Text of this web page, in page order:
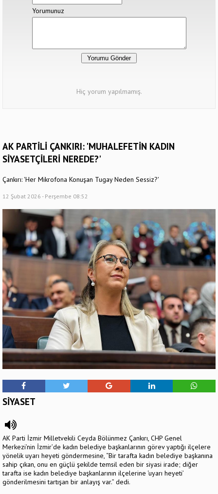
Yorumunuz
Hiç yorum yapılmamış.
AK PARTİLİ ÇANKIRI: 'MUHALEFETİN KADIN
SİYASETÇİLERİ NEREDE?'
Çankırı: 'Her Mikrofona Konuşan Tugay Neden Sessiz?'
12 Şubat 2026 - Perşembe 08:52
SİYASET
AK Parti İzmir Milletvekili Ceyda Bölünmez Çankırı, CHP Genel
Merkezi’nin İzmir’de kadın belediye başkanlarının görev yaptığı ilçelere
yönelik uyarı heyeti göndermesine, “Bir tarafta kadın belediye başkanına
sahip çıkan, onu en güçlü şekilde temsil eden bir siyasi irade; diğer
tarafta ise kadın belediye başkanlarının ilçelerine ‘uyarı heyeti’
gönderilmesini tartışan bir anlayış var.” dedi.